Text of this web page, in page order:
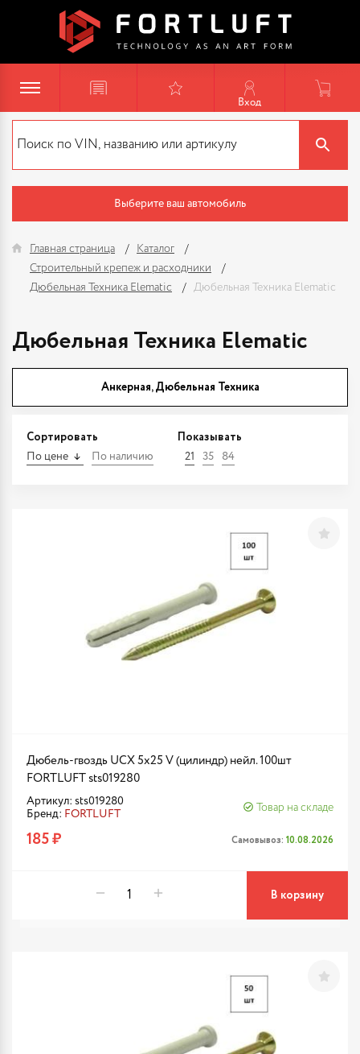
Вход
Выберите ваш автомобиль
Главная страница
Каталог
Строительный крепеж и расходники
Дюбельная Техника Elematic
Дюбельная Техника Elematic
Дюбельная Техника Elematic
Анкерная, Дюбельная Техника
Сортировать
По цене По наличию
Показывать
21 35 84
Дюбель-гвоздь UCX 5х25 V (цилиндр) нейл. 100шт
FORTLUFT sts019280
Артикул: sts019280
Бренд: FORTLUFT
Товар на складе
185 ₽ Самовывоз: 10.08.2026
В корзину